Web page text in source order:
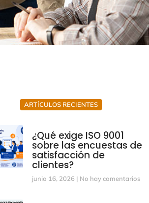
ARTÍCULOS RECIENTES
¿Qué exige ISO 9001
sobre las encuestas de
satisfacción de
clientes?
junio 16, 2026 No hay comentarios